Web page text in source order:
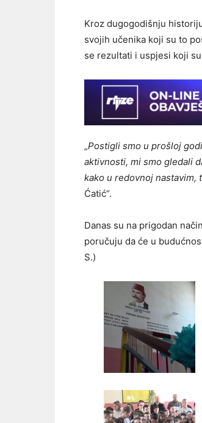
Kroz dugogodišnju
svojih učenika koji su to
se rezultati i uspjesi koji
„Postigli smo u prošloj
aktivnosti, mi smo gledali
kako u redovnoj nastavim,
Ćatić“.
Danas su na prigodan
poručuju da će u
S.)